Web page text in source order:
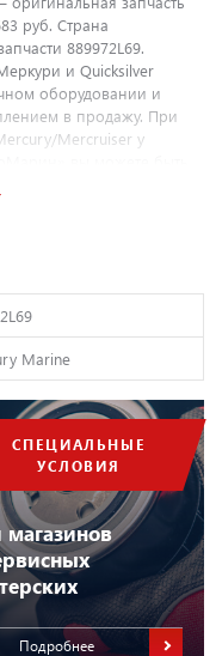
СПЕЦИАЛЬНЫЕ
УСЛОВИЯ
Подробнее
руб. Страна
889972L69.
и Quicksilver
оборудовании и
в продажу. При
Mercruiser у
Marine